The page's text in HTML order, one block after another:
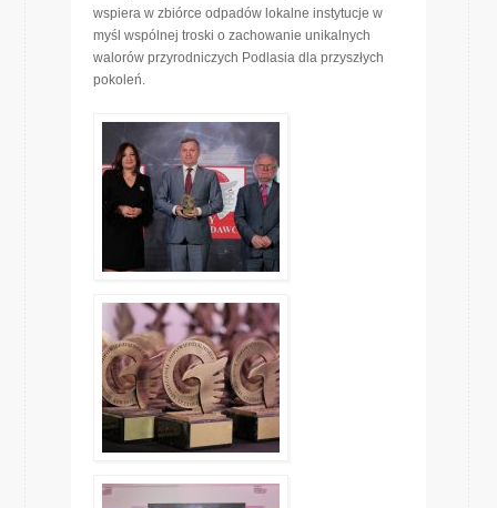
wspiera w zbiórce odpadów lokalne instytucje w
myśl wspólnej troski o zachowanie unikalnych
walorów przyrodniczych Podlasia dla przyszłych
pokoleń.